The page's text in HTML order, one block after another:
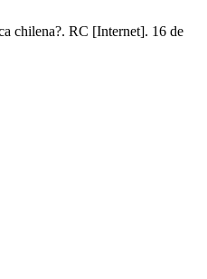
chilena?. RC [Internet]. 16 de